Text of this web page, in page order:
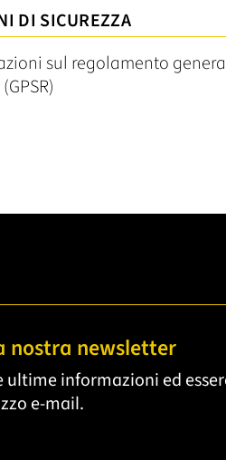
DI SICUREZZA
sul regolamento
nostra newsletter
ultime informazioni ed
e-mail.